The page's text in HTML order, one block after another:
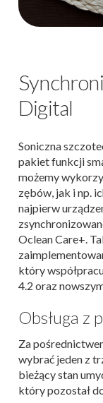
Digital
Soniczna
pakiet funkcji
możemy
zębów, jak i np.
najpierw
Oclean Care+.
który
4.2 oraz
Obsługa z
Za
wybrać jeden z
bieżący stan
który pozostał